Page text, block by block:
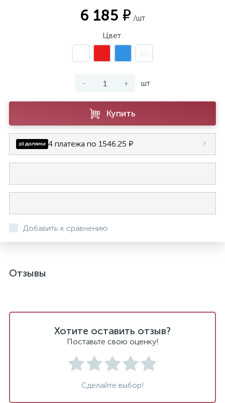
6 185 ₽ /шт
Цвет
- + шт
Купить
4 платежа по 1546.25 ₽
Добавить к сравнению
Отзывы
Хотите оставить отзыв?
Поставьте свою оценку!
Сделайте выбор!